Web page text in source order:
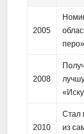
2005
перо»
2008
2010
Стал
из